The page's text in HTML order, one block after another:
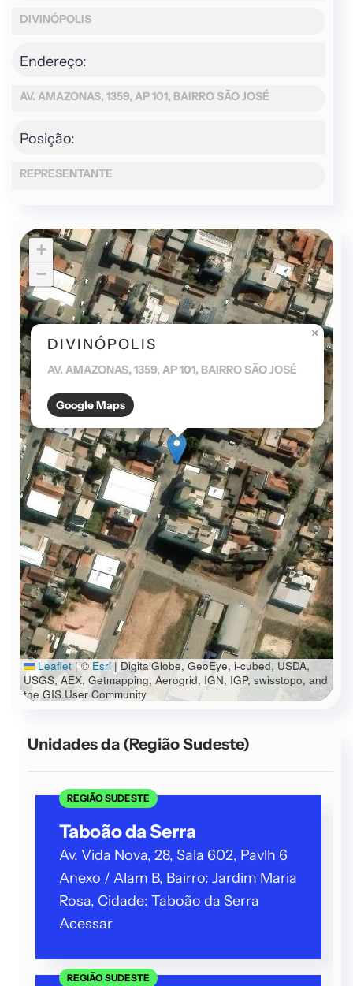
DIVINÓPOLIS
Endereço:
AV. AMAZONAS, 1359, AP 101, BAIRRO SÃO JOSÉ
Posição:
REPRESENTANTE
DIVINÓPOLIS
AV. AMAZONAS, 1359, AP 101, BAIRRO SÃO JOSÉ
Google Maps
×
+
−
Leaflet |© Esri| DigitalGlobe, GeoEye, i-cubed, USDA,
USGS, AEX, Getmapping, Aerogrid, IGN, IGP, swisstopo, and
the GIS User Community
Unidades da (Região Sudeste)
Taboão da Serra
REGIÃO SUDESTE
Av. Vida Nova, 28, Sala 602, Pavlh 6
Anexo / Alam B, Bairro: Jardim Maria
Rosa, Cidade: Taboão da Serra
Acessar
REGIÃO SUDESTE